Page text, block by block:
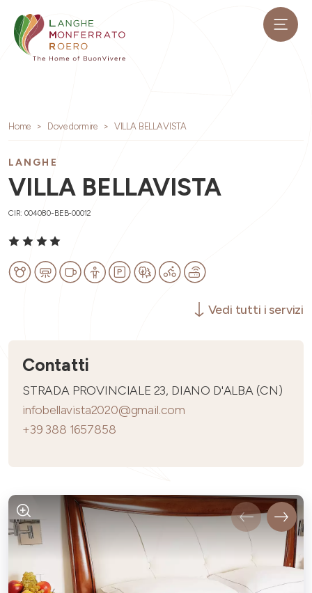
Home Dove dormire VILLA BELLAVISTA
LANGHE
VILLA BELLAVISTA
CIR: 004080-BEB-00012
Vedi tutti i servizi
Contatti
STRADA PROVINCIALE 23, DIANO D'ALBA (CN)
infobellavista2020@gmail.com
+39 388 1657858